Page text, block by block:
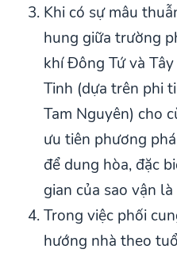
Khi có sự mâu
hung giữa trường
khí Đông Tứ và
Tinh (dựa trên phi
Tam Nguyên) cho
ưu tiên phương
để dung hòa, đặc
gian của sao vận
Trong việc phối
hướng nhà theo